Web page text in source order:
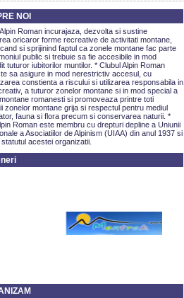
NOI
Roman incurajaza, dezvolta si sustine
oricaror forme recreative de activitati montane,
si sprijinind faptul ca zonele montane fac parte
public si trebuie sa fie accesibile in mod
tuturor iubitorilor muntilor. * Clubul Alpin Roman
sa asigure in mod nerestrictiv accesul, cu
constienta a riscului si utilizarea responsabila in
a tuturor zonelor montane si in mod special a
romanesti si promoveaza printre toti
zonelor montane grija si respectul pentru mediul
fauna si flora precum si conservarea naturii. *
Roman este membru cu drepturi depline a Uniunii
a Asociatiilor de Alpinism (UIAA) din anul 1937 si
acestei organizatii.